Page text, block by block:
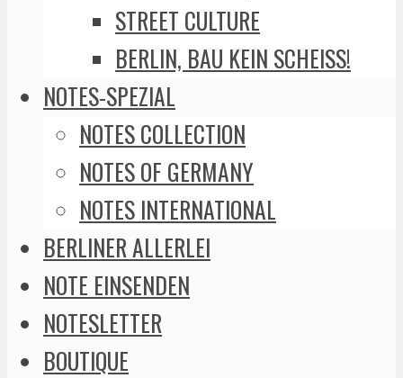
STREET CULTURE
BERLIN, BAU KEIN SCHEISS!
NOTES-SPEZIAL
NOTES COLLECTION
NOTES OF GERMANY
NOTES INTERNATIONAL
BERLINER ALLERLEI
NOTE EINSENDEN
NOTESLETTER
BOUTIQUE